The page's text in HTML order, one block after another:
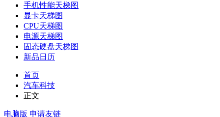
手机性能天梯图
显卡天梯图
CPU天梯图
电源天梯图
固态硬盘天梯图
新品日历
首页
汽车科技
正文
电脑版 申请友链